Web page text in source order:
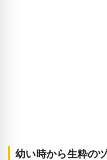
幼い時から生粋の